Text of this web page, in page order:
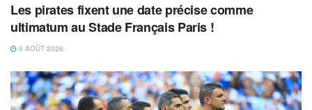
Les pirates fixent une date précise comme
ultimatum au Stade Français Paris !
6 AOÛT 2026